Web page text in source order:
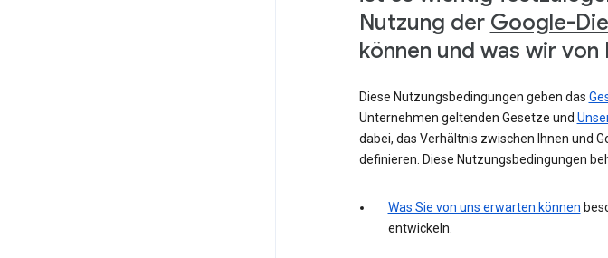
Nutzung der Google-
können und was wir von
Diese Nutzungsbedingungen geben das
Unternehmen geltenden Gesetze und
dabei, das Verhältnis zwischen Ihnen und
definieren. Diese Nutzungsbedingungen
Was Sie von uns erwarten können
entwickeln.